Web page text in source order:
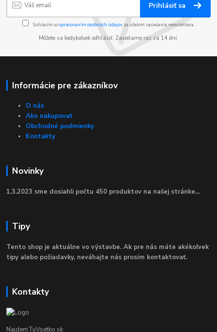
Prihlásiť sa
Súhlasím sospracovaním osobných údajov za účelom zasielania newslettera.
Môžete sa kedykoľvek odhlásiť. Zasielame raz za 14 dní.
Informácie pre zákazníkov
O nás
Ako nakupovať
Obchodné podmienky
Kontakty
Novinky
1.3.2023 sme dosiahli počtu 450 produktov na našej stránke...
Tipy
Tento shop je aktuálne vo výstavbe. Ak pre nás máte akékoľvek
tipy alebo požiadavky, neváhajte nás prosím kontaktovať.
Kontakty
NajdemTuVsetko.sk